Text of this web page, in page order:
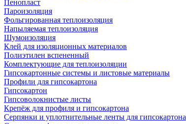
Пенопласт
Пароизоляция
Фольгированная теплоизоляция
Напыляемая теплоизоляция
Шумоизоляция
Клей для изоляционных материалов
Полиэтилен вспененный
Комплектующие для теплоизоляции
Гипсокартонные системы и листовые материалы
Профили для гипсокартона
Гипсокартон
Гипсоволокнистые листы
Крепёж для профиля и гипсокартона
Серпянки и уплотнительные ленты для гипсокартона